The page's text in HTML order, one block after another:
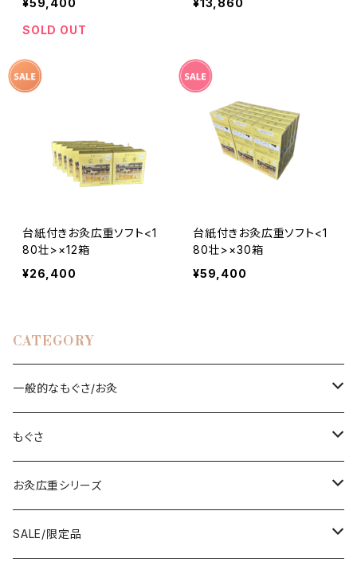
¥59,400
SOLD OUT
¥13,860
台紙付きお灸広重ソフト<1
80壮>×12箱
¥26,400
台紙付きお灸広重ソフト<1
80壮>×30箱
¥59,400
CATEGORY
一般的なもぐさ/お灸
もぐさ
台紙付きお灸/棒灸
もぐさ
直接肌に灸をすえるタイプの透熱灸用もぐさ
間接的に温める用途に使用する温灸用もぐさ
お灸広重シリーズ
台紙付きお灸広重
SALE/限定品